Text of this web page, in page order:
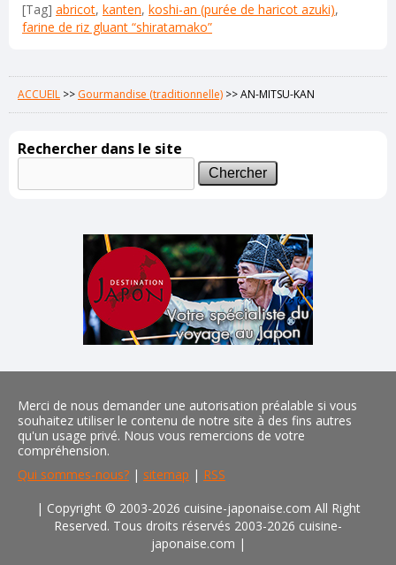
[Tag] abricot, kanten, koshi-an (purée de haricot azuki),
farine de riz gluant “shiratamako”
ACCUEIL >> Gourmandise (traditionnelle) >>AN-MITSU-KAN
Rechercher dans le site
Merci de nous demander une autorisation préalable si vous
souhaitez utiliser le contenu de notre site à des fins autres
qu'un usage privé. Nous vous remercions de votre
compréhension.
Qui sommes-nous? | sitemap | RSS
| Copyright © 2003-2026 cuisine-japonaise.com All Right
Reserved. Tous droits réservés 2003-2026 cuisine-
japonaise.com |